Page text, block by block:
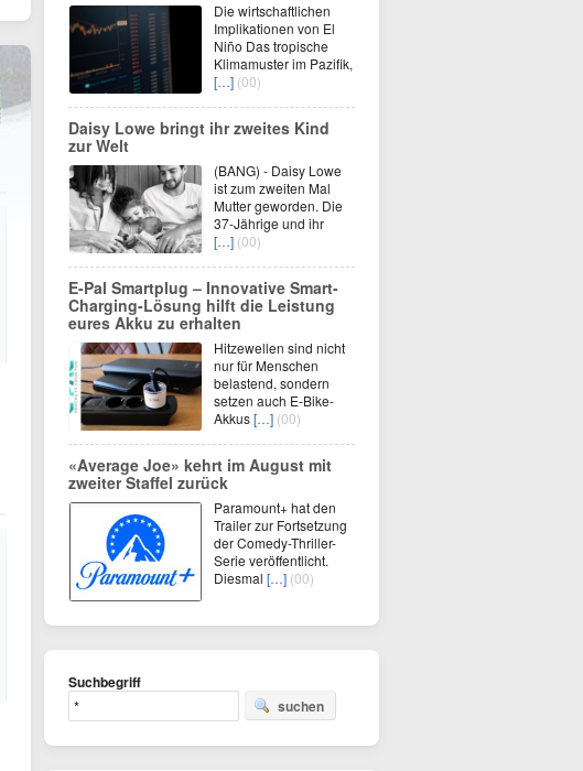
Die wirtschaftlichen
Implikationen von El
Niño Das tropische
Klimamuster im Pazifik,
[…] (00)
Daisy Lowe bringt ihr zweites Kind
zur Welt
(BANG) - Daisy Lowe
ist zum zweiten Mal
Mutter geworden. Die
37-Jährige und ihr
[…] (00)
E-Pal Smartplug – Innovative Smart-
Charging-Lösung hilft die Leistung
eures Akku zu erhalten
Hitzewellen sind nicht
nur für Menschen
belastend, sondern
setzen auch E-Bike-
Akkus[…] (00)
«Average Joe» kehrt im August mit
zweiter Staffel zurück
Paramount+ hat den
Trailer zur Fortsetzung
der Comedy-Thriller-
Serie veröffentlicht.
Diesmal […] (00)
Suchbegriff
suchen